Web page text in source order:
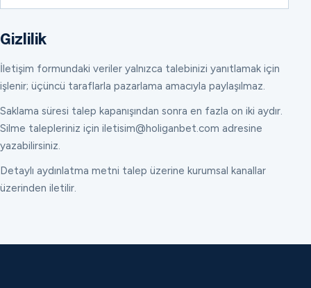
Gizlilik
İletişim formundaki veriler yalnızca talebinizi yanıtlamak için
işlenir; üçüncü taraflarla pazarlama amacıyla paylaşılmaz.
Saklama süresi talep kapanışından sonra en fazla on iki aydır.
Silme talepleriniz için iletisim@holiganbet.com adresine
yazabilirsiniz.
Detaylı aydınlatma metni talep üzerine kurumsal kanallar
üzerinden iletilir.